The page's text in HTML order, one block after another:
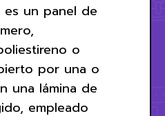
es un panel de
o
por una o
una lámina de
empleado